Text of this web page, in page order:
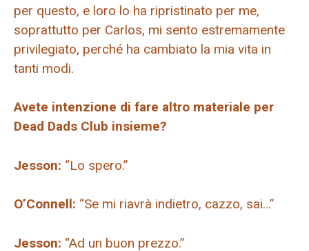
per questo, e loro lo ha ripristinato per me,
soprattutto per Carlos, mi sento estremamente
privilegiato, perché ha cambiato la mia vita in
tanti modi.
Avete intenzione di fare altro materiale per
Dead Dads Club insieme?
Jesson: “Lo spero.”
O’Connell: “Se mi riavrà indietro, cazzo, sai…”
Jesson: “Ad un buon prezzo.”